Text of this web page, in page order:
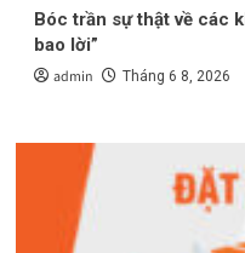
Bóc trần sự thật về các
bao lời”
admin Tháng 6 8, 2026